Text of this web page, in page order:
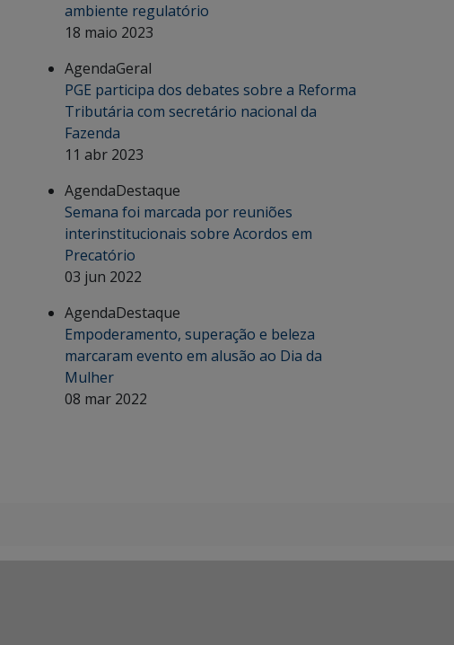
ambiente regulatório
18 maio 2023
AgendaGeral
PGE participa dos debates sobre a Reforma
Tributária com secretário nacional da
Fazenda
11 abr 2023
AgendaDestaque
Semana foi marcada por reuniões
interinstitucionais sobre Acordos em
Precatório
03 jun 2022
AgendaDestaque
Empoderamento, superação e beleza
marcaram evento em alusão ao Dia da
Mulher
08 mar 2022